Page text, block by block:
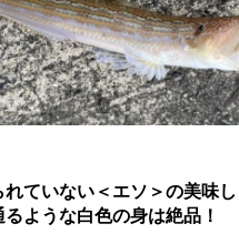
シロウオ シログチ
シロワニ ジンベエザメ
イ スズキ スッポン
スベスベマンジュウガニ
れていない＜エソ＞の美味し
ような白色の身は絶品！